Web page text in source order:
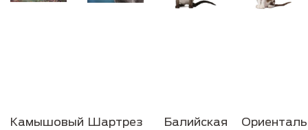
Камышовый Шартрез
Балийская